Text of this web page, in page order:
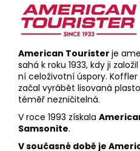
American Tourister je
sahá k roku 1933, kdy ji
ní celoživotní úspory.
začal vyrábět lisovaná
téměř nezničitelná.
V roce 1993 získala
Samsonite.
V současné době je